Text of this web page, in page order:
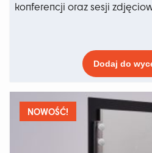
konferencji oraz sesji
Dodaj do
ma
NOWOŚĆ!